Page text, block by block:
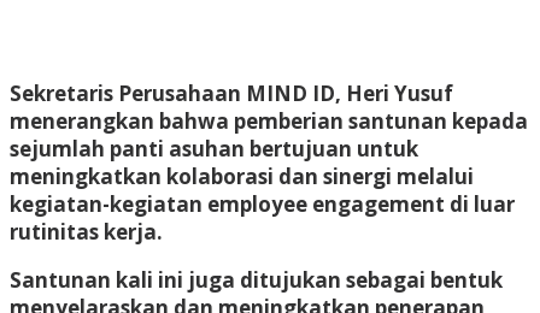
Sekretaris Perusahaan MIND ID, Heri Yusuf
menerangkan bahwa pemberian santunan kepada
sejumlah panti asuhan bertujuan untuk
meningkatkan kolaborasi dan sinergi melalui
kegiatan-kegiatan employee engagement di luar
rutinitas kerja.
Santunan kali ini juga ditujukan sebagai bentuk
menyelaraskan dan meningkatkan penerapan